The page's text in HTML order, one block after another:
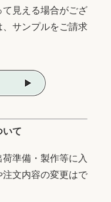
見える場合がござ
サンプルをご請求
いて
準備・製作等に入
注文内容の変更はで